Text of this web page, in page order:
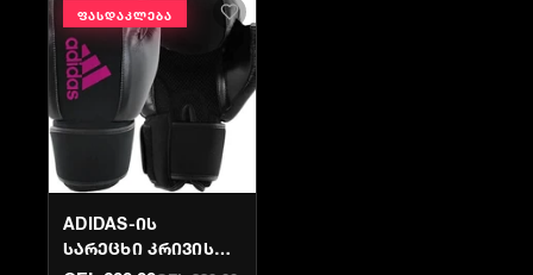
ᲤᲐᲡᲓᲐᲙᲚᲔᲑᲐ
ADIDAS-ᲘᲡ
ᲡᲐᲠᲔᲪᲮᲘ ᲙᲠᲘᲕᲘᲡ